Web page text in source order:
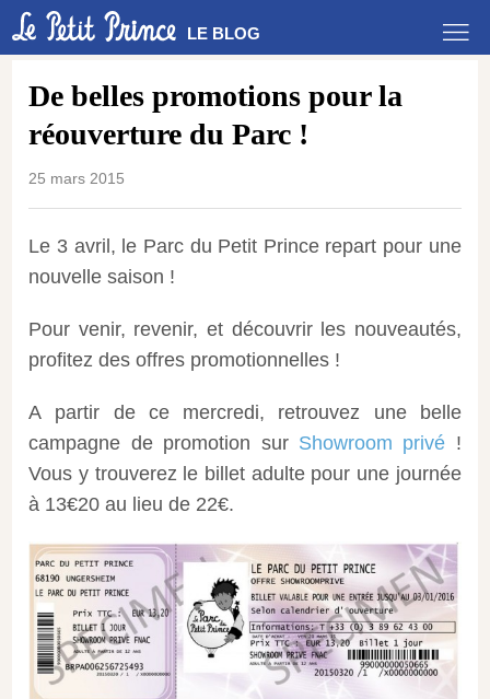
LE BLOG
De belles promotions pour la
réouverture du Parc !
25 mars 2015
Le 3 avril, le Parc du Petit Prince repart pour une
nouvelle saison !
Pour venir, revenir, et découvrir les nouveautés,
profitez des offres promotionnelles !
A partir de ce mercredi, retrouvez une belle
campagne de promotion sur Showroom privé !
Vous y trouverez le billet adulte pour une journée
à 13€20 au lieu de 22€.